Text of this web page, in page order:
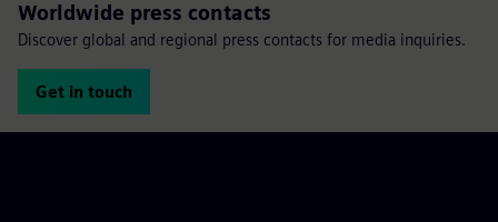
Worldwide press contacts
Discover global and regional press contacts for media inquiries.
Get in touch